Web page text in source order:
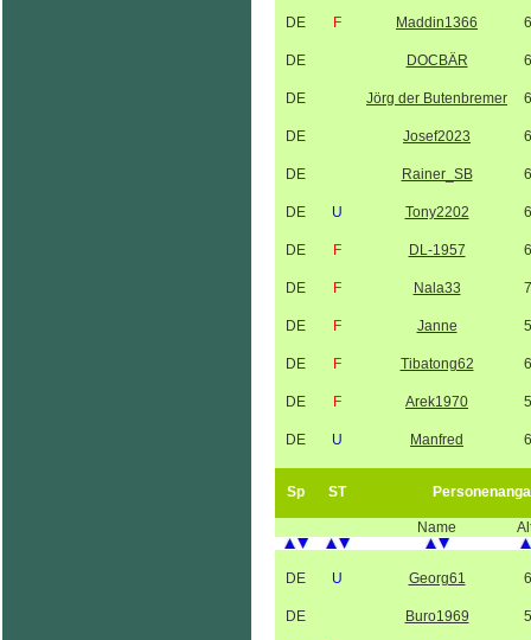
DE F Maddin1366
DE DOCBÄR
DE Jörg der Butenbremer
DE Josef2023
DE Rainer_SB
DE U Tony2202
DE F DL-1957
DE F Nala33
DE F Janne
DE F Tibatong62
DE F Arek1970
DE U Manfred
Sp ST
Name
DE U Georg61
DE Buro1969